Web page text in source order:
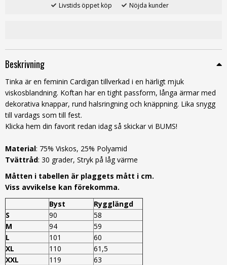
Livstids öppet köp Nöjda kunder
Beskrivning
Tinka är en feminin Cardigan tillverkad i en härligt mjuk
viskosblandning. Koftan har en tight passform, långa ärmar med
dekorativa knappar, rund halsringning och knäppning. Lika snygg
till vardags som till fest.
Klicka hem din favorit redan idag så skickar vi BUMS!
Material: 75% Viskos, 25% Polyamid
Tvättråd: 30 grader, Stryk på låg värme
Måtten i tabellen är plaggets mått i cm.
Viss avvikelse kan förekomma.
Byst
Rygglängd
S
90
58
M
94
59
L
101
60
XL
110
61,5
XXL
119
63